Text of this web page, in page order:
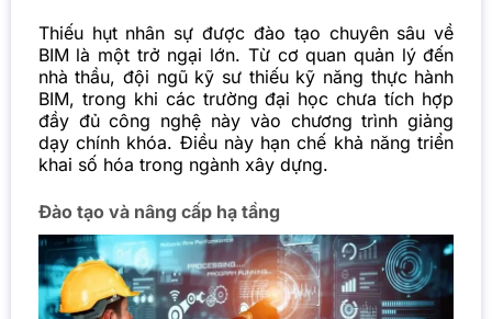
Thiếu hụt nhân sự được đào tạo chuyên sâu về
BIM là một trở ngại lớn. Từ cơ quan quản lý đến
nhà thầu, đội ngũ kỹ sư thiếu kỹ năng thực hành
BIM, trong khi các trường đại học chưa tích hợp
đầy đủ công nghệ này vào chương trình giảng
dạy chính khóa. Điều này hạn chế khả năng triển
khai số hóa trong ngành xây dựng.
Đào tạo và nâng cấp hạ tầng